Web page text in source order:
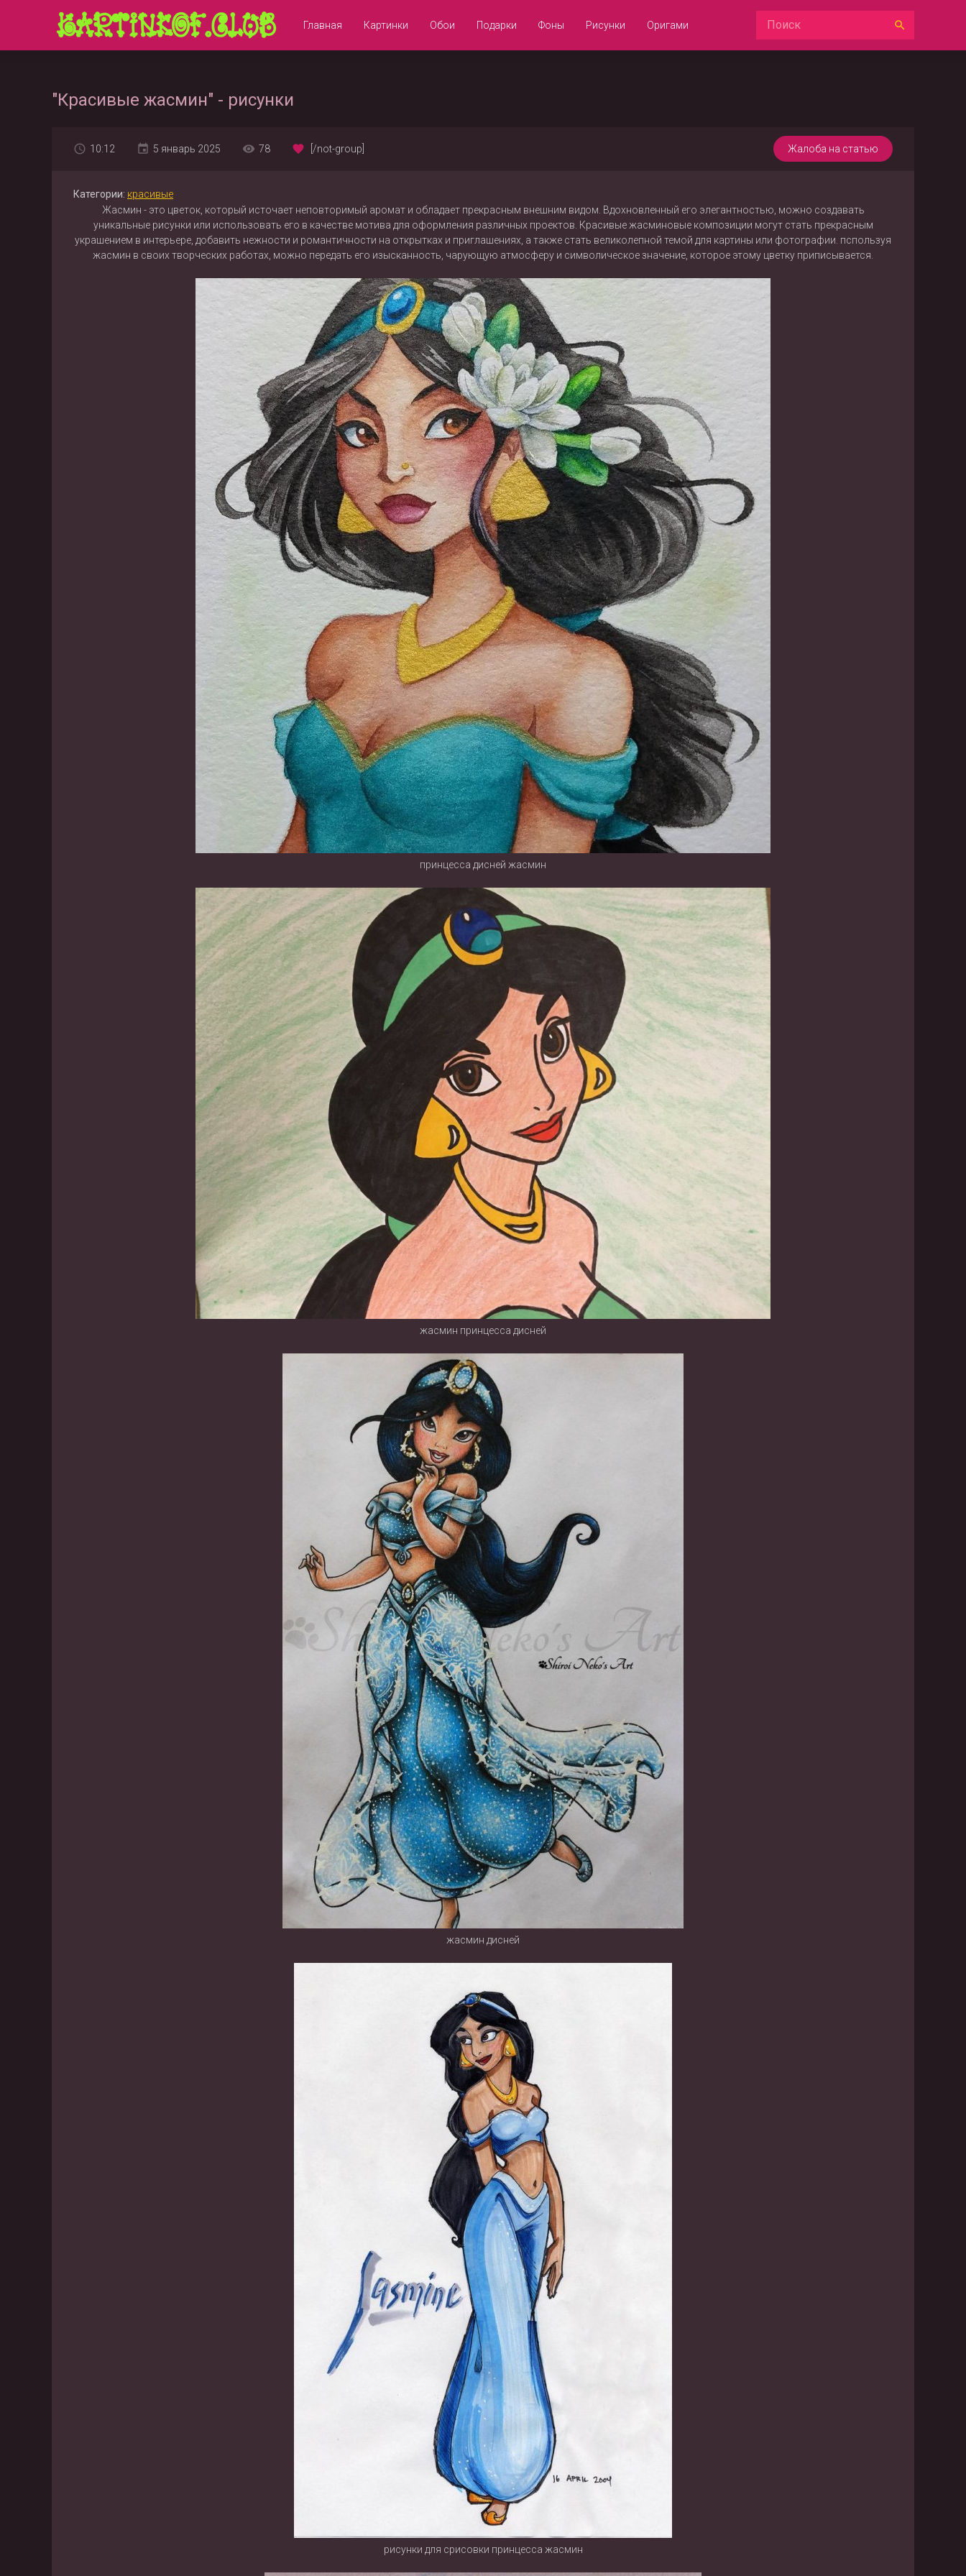
Главная Картинки Обои Подарки Фоны Рисунки Оригами
"Красивые жасмин" - рисунки
Жалоба на статью
10:12 5 январь 2025 78 [/not-group]
Категории: красивые
Жасмин - это цветок, который источает неповторимый аромат и обладает прекрасным внешним видом. Вдохновленный его элегантностью, можно создавать
уникальные рисунки или использовать его в качестве мотива для оформления различных проектов. Красивые жасминовые композиции могут стать прекрасным
украшением в интерьере, добавить нежности и романтичности на открытках и приглашениях, а также стать великолепной темой для картины или фотографии. пспользуя
жасмин в своих творческих работах, можно передать его изысканность, чарующую атмосферу и символическое значение, которое этому цветку приписывается.
принцесса дисней жасмин
жасмин принцесса дисней
жасмин дисней
рисунки для срисовки принцесса жасмин